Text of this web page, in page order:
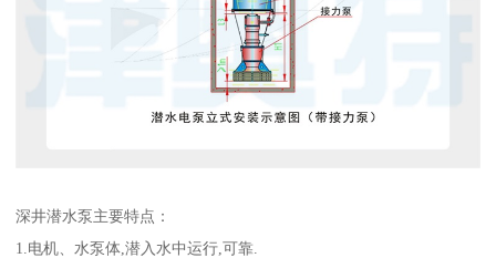
深井潜水泵主要特点：
1.电机、水泵体,潜入水中运行,可靠.